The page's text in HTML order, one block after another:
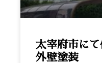
太宰府市にて
外壁塗装